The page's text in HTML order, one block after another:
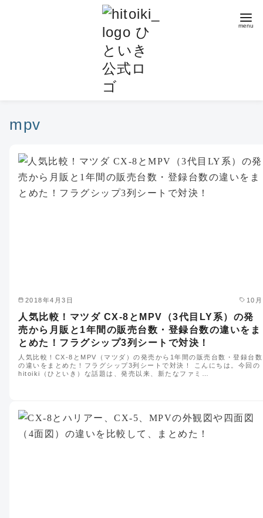
mpv
2018年4月3日 10月
人気比較！マツダ CX-8とMPV（3代目LY系）の発
売から月販と1年間の販売台数・登録台数の違いをま
とめた！フラグシップ3列シートで対決！
人気比較！CX-8とMPV（マツダ）の発売から1年間の販売台数・登録台数
の違いをまとめた！フラグシップ3列シートで対決！ こんにちは。今回の
hitoiki（ひといき）な話題は、発売以来、新たなファミ…